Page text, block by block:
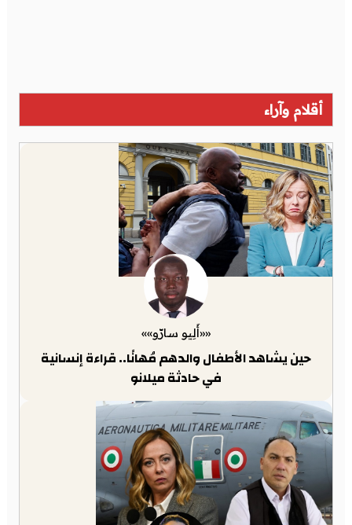
أقلام وآراء
««أَلِيو سارّو»»
حين يشاهد الأطفال والدهم مُهانًا.. قراءة إنسانية
في حادثة ميلانو